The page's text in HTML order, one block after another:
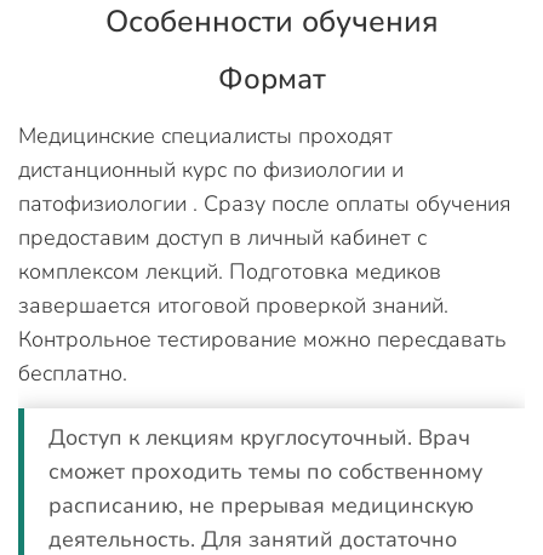
Особенности обучения
Формат
Медицинские специалисты проходят
дистанционный курс по физиологии и
патофизиологии . Сразу после оплаты обучения
предоставим доступ в личный кабинет с
комплексом лекций. Подготовка медиков
завершается итоговой проверкой знаний.
Контрольное тестирование можно пересдавать
бесплатно.
Доступ к лекциям круглосуточный. Врач
сможет проходить темы по собственному
расписанию, не прерывая медицинскую
деятельность. Для занятий достаточно